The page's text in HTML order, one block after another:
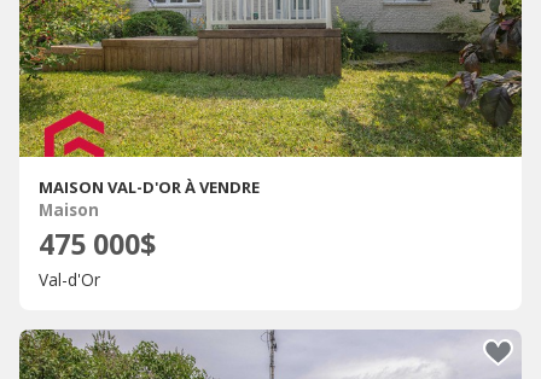
MAISON VAL-D'OR À VENDRE
Maison
475 000$
Val-d'Or